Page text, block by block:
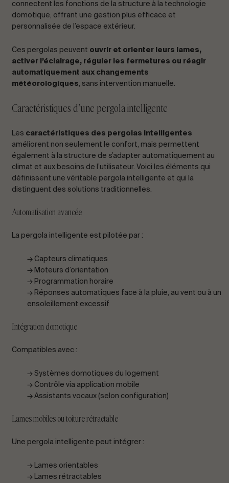
connectent les fonctions de la structure à la technologie
domotique, offrant une gestion plus efficace et
personnalisée de l’espace extérieur.
Ces pergolas peuvent ouvrir et orienter leurs lames,
activer l’éclairage, réguler les fermetures ou réagir
automatiquement aux changements
météorologiques, sans intervention manuelle.
Caractéristiques d’une pergola intelligente
Les caractéristiques des pergolas intelligentes
améliorent non seulement le confort, mais permettent
également à la structure de s’adapter automatiquement au
climat et aux besoins de l’utilisateur. Voici les éléments qui
définissent une véritable pergola intelligente et qui la
distinguent des solutions traditionnelles.
Automatisation avancée
La pergola intelligente est pilotée par :
→ Capteurs climatiques
→ Moteurs d’orientation
→ Programmation horaire
→ Réponses automatiques face à la pluie, au vent ou à un
ensoleillement excessif
Intégration domotique
Compatibles avec :
→ Systèmes domotiques du logement
→ Contrôle via application mobile
→ Assistants vocaux (selon configuration)
Lames mobiles ou toiture rétractable
Une pergola intelligente peut intégrer :
→ Lames orientables
→ Lames rétractables